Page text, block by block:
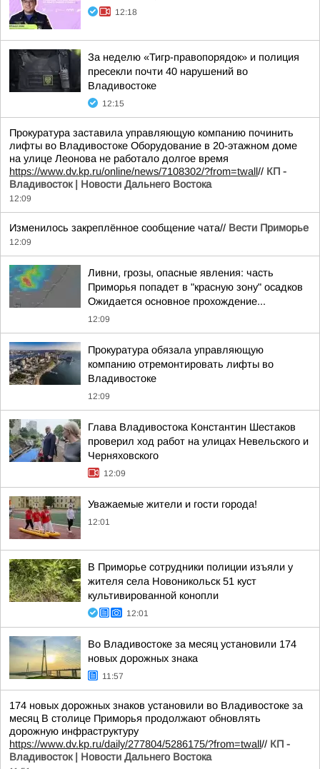
12:18
За неделю «Тигр-правопорядок» и полиция
пресекли почти 40 нарушений во
Владивостоке
12:15
Прокуратура заставила управляющую компанию починить
лифты во Владивостоке Оборудование в 20-этажном доме
на улице Леонова не работало долгое время
https://www.dv.kp.ru/online/news/7108302/?from=twall// КП -
Владивосток | Новости Дальнего Востока
12:09
Изменилось закреплённое сообщение чата// Вести Приморье
12:09
Ливни, грозы, опасные явления: часть
Приморья попадет в "красную зону" осадков
Ожидается основное прохождение...
12:09
Прокуратура обязала управляющую
компанию отремонтировать лифты во
Владивостоке
12:09
Глава Владивостока Константин Шестаков
проверил ход работ на улицах Невельского и
Черняховского
12:09
Уважаемые жители и гости города!
12:01
В Приморье сотрудники полиции изъяли у
жителя села Новоникольск 51 куст
культивированной конопли
12:01
Во Владивостоке за месяц установили 174
новых дорожных знака
11:57
174 новых дорожных знаков установили во Владивостоке за
месяц В столице Приморья продолжают обновлять
дорожную инфраструктуру
https://www.dv.kp.ru/daily/277804/5286175/?from=twall// КП -
Владивосток | Новости Дальнего Востока